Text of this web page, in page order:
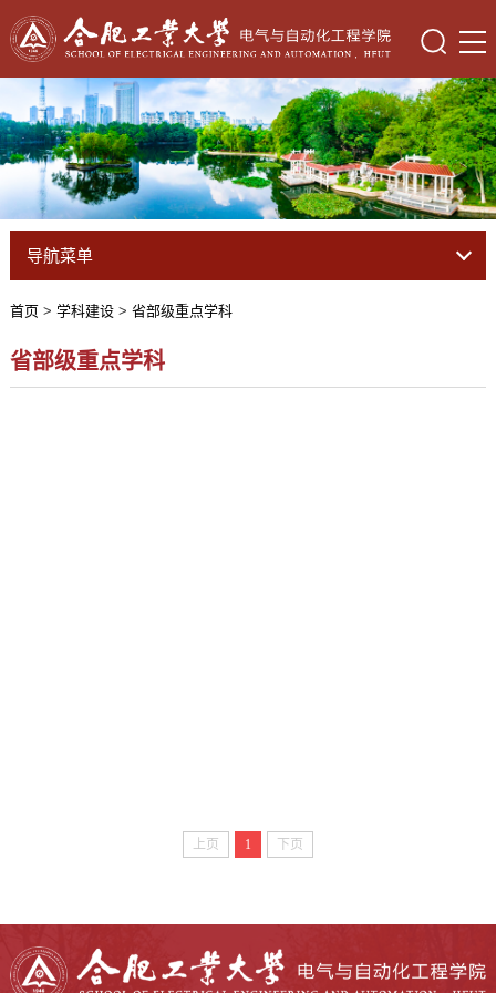
导航菜单
首页> 学科建设> 省部级重点学科
省部级重点学科
上页 1 下页